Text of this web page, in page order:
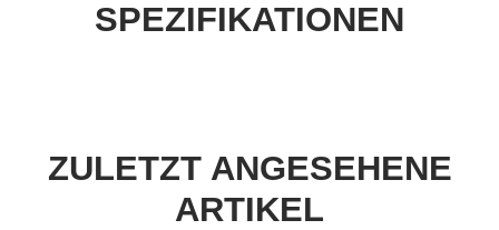
SPEZIFIKATIONEN
ZULETZT ANGESEHENE
ARTIKEL